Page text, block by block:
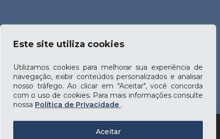
Este site utiliza cookies
Utilizamos cookies para melhorar sua experiência de
navegação, exibir conteúdos personalizados e analisar
nosso tráfego. Ao clicar em "Aceitar", você concorda
com o uso de cookies. Para mais informações consulte
nossa Política de Privacidade .
Aceitar
© 2026 - All rights reserved - Donelli e Zenid Advogados